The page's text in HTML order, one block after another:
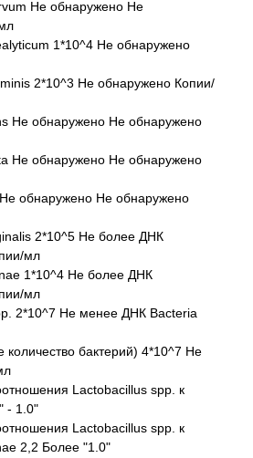
Не обнаружено Не
1*10^4 Не обнаружено
2*10^3 Не обнаружено Копии/
Не обнаружено Не обнаружено
Не обнаружено Не обнаружено
обнаружено Не обнаружено
2*10^5 Не более ДНК
мл
1*10^4 Не более ДНК
мл
2*10^7 Не менее ДНК Bacteria
бактерий) 4*10^7 Не
Lactobacillus spp. к
- 1.0"
Lactobacillus spp. к
2,2 Более "1.0"